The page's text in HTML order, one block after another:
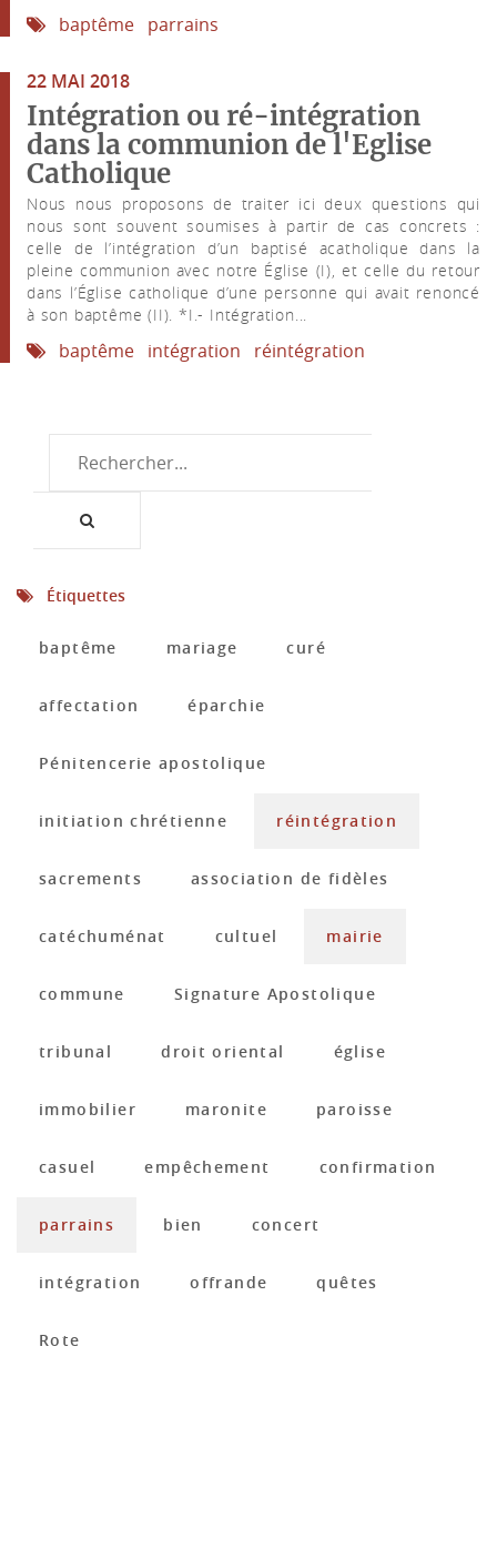
baptême parrains
22 MAI 2018
Intégration ou ré-intégration
dans la communion de l'Eglise
Catholique
Nous nous proposons de traiter ici deux questions qui
nous sont souvent soumises à partir de cas concrets :
celle de l’intégration d’un baptisé acatholique dans la
pleine communion avec notre Église (I), et celle du retour
dans l’Église catholique d’une personne qui avait renoncé
à son baptême (II). *I.- Intégration...
baptême intégration réintégration
Étiquettes
baptême mariage curé
affectation éparchie
Pénitencerie apostolique
initiation chrétienne réintégration
sacrements association de fidèles
catéchuménat cultuel mairie
commune Signature Apostolique
tribunal droit oriental église
immobilier maronite paroisse
casuel empêchement confirmation
parrains bien concert
intégration offrande quêtes
Rote